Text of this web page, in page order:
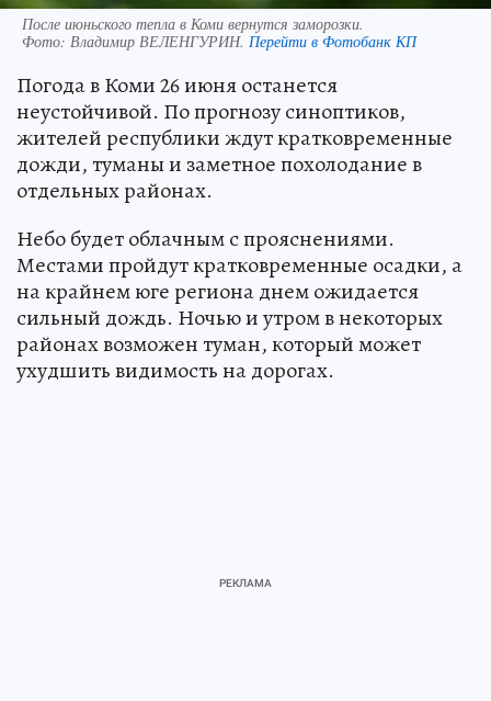
После июньского тепла в Коми вернутся заморозки.
Фото: Владимир ВЕЛЕНГУРИН. Перейти в Фотобанк КП
Погода в Коми 26 июня останется
неустойчивой. По прогнозу синоптиков,
жителей республики ждут кратковременные
дожди, туманы и заметное похолодание в
отдельных районах.
Небо будет облачным с прояснениями.
Местами пройдут кратковременные осадки, а
на крайнем юге региона днем ожидается
сильный дождь. Ночью и утром в некоторых
районах возможен туман, который может
ухудшить видимость на дорогах.